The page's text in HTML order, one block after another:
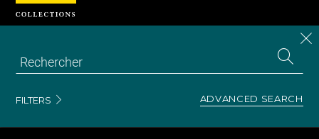
FILTERS ADVANCED SEARCH
Cookies management panel